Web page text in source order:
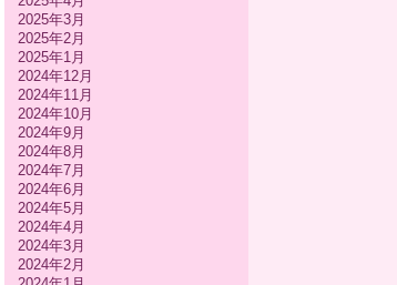
2025年3月
2025年2月
2025年1月
2024年12月
2024年11月
2024年10月
2024年9月
2024年8月
2024年7月
2024年6月
2024年5月
2024年4月
2024年3月
2024年2月